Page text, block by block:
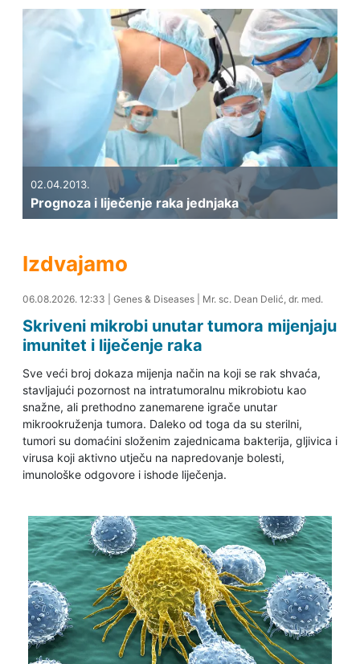
02.04.2013.
Prognoza i liječenje raka jednjaka
Izdvajamo
06.08.2026. 12:40
06.08.2026. 12:33 Genes & Diseases| Mr. sc. Dean Delić, dr. med.
Skriveni mikrobi unutar tumora mijenjaju
imunitet i liječenje raka
Sve veći broj dokaza mijenja način na koji se rak shvaća,
stavljajući pozornost na intratumoralnu mikrobiotu kao
snažne, ali prethodno zanemarene igrače unutar
mikrookruženja tumora. Daleko od toga da su sterilni,
tumori su domaćini složenim zajednicama bakterija, gljivica i
virusa koji aktivno utječu na napredovanje bolesti,
imunološke odgovore i ishode liječenja.